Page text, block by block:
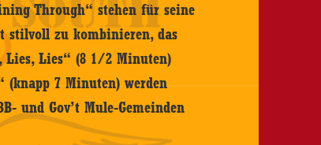
Through“ stehen für seine
stilvoll zu kombinieren, das
Lies, Lies“ (8 1/2 Minuten)
(knapp 7 Minuten) werden
und Gov’t Mule-Gemeinden